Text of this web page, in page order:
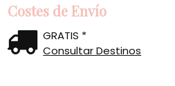
Costes de Envío
GRATIS *
Consultar Destinos